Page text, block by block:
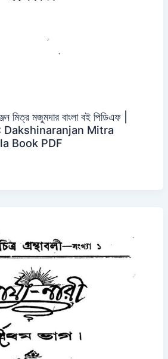
মিত্র মজুমদার বাংলা বই পিডিএফ |
Dakshinaranjan Mitra
Book PDF